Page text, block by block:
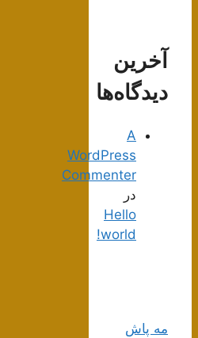
آخرین
دیدگاه‌ها
A
WordPress
Commenter
در
Hello
world!
مه پاش